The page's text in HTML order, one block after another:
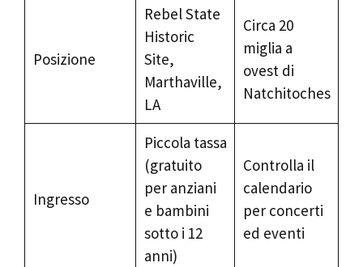
Posizione
Rebel State
Historic
Site,
Marthaville,
LA
Circa 20
miglia a
ovest di
Natchitoches
Ingresso
Piccola tassa
(gratuito
per anziani
e bambini
sotto i 12
anni)
Controlla il
calendario
per concerti
ed eventi